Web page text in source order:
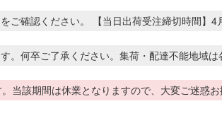
をご確認ください。 【当日出荷受注締切時間】
何卒ご了承ください。集荷・配達不能地域は
該期間は休業となりますので、大変ご迷惑